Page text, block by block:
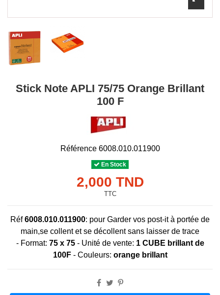
Stick Note APLI 75/75 Orange Brillant
100 F
Référence 6008.010.011900
En Stock
2,000 TND
TTC
Réf6008.010.011900: pour Garder vos post-it à portée de
main,se collent et se décollent sans laisser de trace
- Format: 75x 75 - Unité de vente: 1 CUBE brillant de
100F- Couleurs: orange brillant